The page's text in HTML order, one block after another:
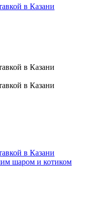
шаром и котиком